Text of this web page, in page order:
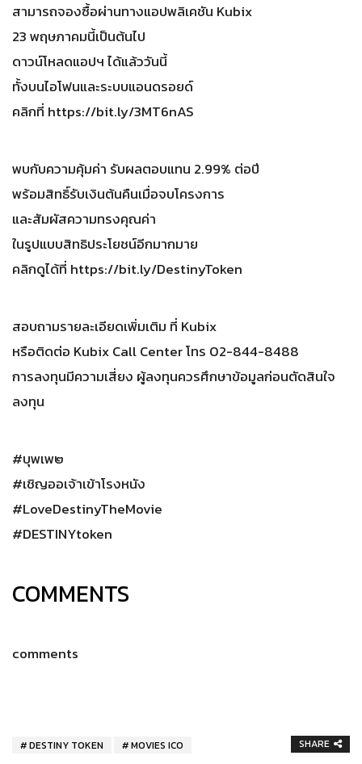
สามารถจองซื้อผ่านทางแอปพลิเคชัน Kubix
23 พฤษภาคมนี้เป็นต้นไป
ดาวน์โหลดแอปฯ ได้แล้ววันนี้
ทั้งบนไอโฟนและระบบแอนดรอยด์
คลิกที่ https://bit.ly/3MT6nAS
พบกับความคุ้มค่า รับผลตอบแทน 2.99% ต่อปี
พร้อมสิทธิ์รับเงินต้นคืนเมื่อจบโครงการ
และสัมผัสความทรงคุณค่า
ในรูปแบบสิทธิประโยชน์อีกมากมาย
คลิกดูได้ที่ https://bit.ly/DestinyToken
สอบถามรายละเอียดเพิ่มเติม ที่ Kubix
หรือติดต่อ Kubix Call Center โทร 02-844-8488
การลงทุนมีความเสี่ยง ผู้ลงทุนควรศึกษาข้อมูลก่อนตัดสินใจ
ลงทุน
#บุพเพ๒
#เชิญออเจ้าเข้าโรงหนัง
#LoveDestinyTheMovie
#DESTINYtoken
COMMENTS
comments
DESTINY TOKEN MOVIES ICO SHARE